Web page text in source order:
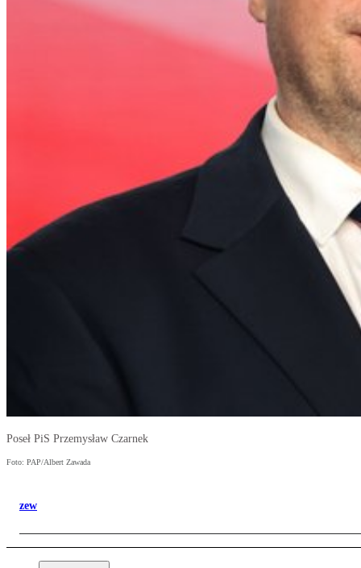
Poseł PiS Przemysław Czarnek
Foto: PAP/Albert Zawada
zew